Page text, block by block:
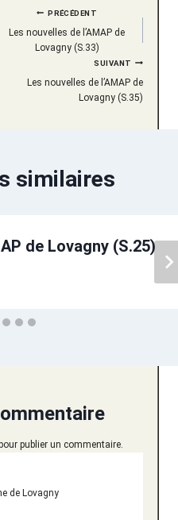
PRÉCÉDENT
Les nouvelles de l’AMAP de
Lovagny (S.33)
SUIVANT
Les nouvelles de l’AMAP de
Lovagny (S.35)
similaires
de Lovagny (S.25)
publier un commentaire.
de Lovagny